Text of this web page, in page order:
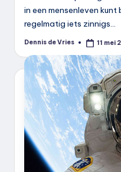
in een mensenleven
regelmatig iets zinnigs…
Geplaatst
Dennis de Vries 11 mei